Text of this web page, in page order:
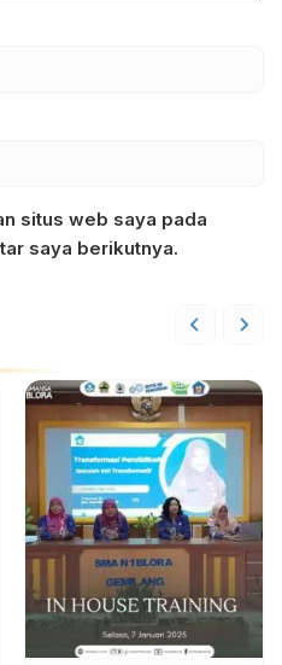
situs web saya pada
saya berikutnya.